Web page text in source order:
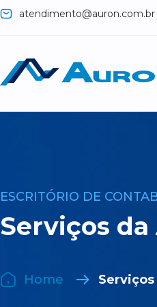
atendimento@auron.com.br
ESCRITÓRIO DE
Serviços
Home